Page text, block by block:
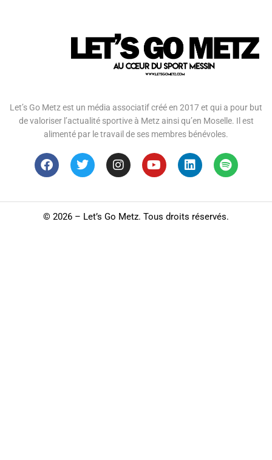
Let’s Go Metz est un média associatif créé en 2017 et qui a pour but
de valoriser l’actualité sportive à Metz ainsi qu’en Moselle. Il est
alimenté par le travail de ses membres bénévoles.
© 2026 – Let’s Go Metz. Tous droits réservés.